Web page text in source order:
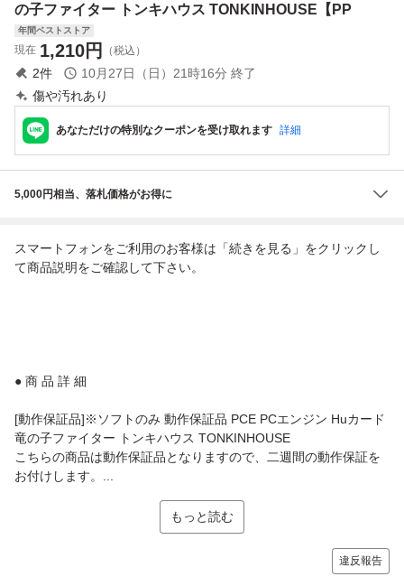
の子ファイター トンキハウス TONKINHOUSE【PP
年間ベストストア
現在 1,210円 （税込）
2件 10月27日（日）21時16分 終了
傷や汚れあり
あなただけの特別なクーポンを受け取れます 詳細
5,000円相当、落札価格がお得に
スマートフォンをご利用のお客様は「続きを見る」をクリックし
て商品説明をご確認して下さい。
● 商 品 詳 細
[動作保証品]※ソフトのみ 動作保証品 PCE PCエンジン Huカード
竜の子ファイター トンキハウス TONKINHOUSE
こちらの商品は動作保証品となりますので、二週間の動作保証を
お付けします。...
もっと読む
違反報告